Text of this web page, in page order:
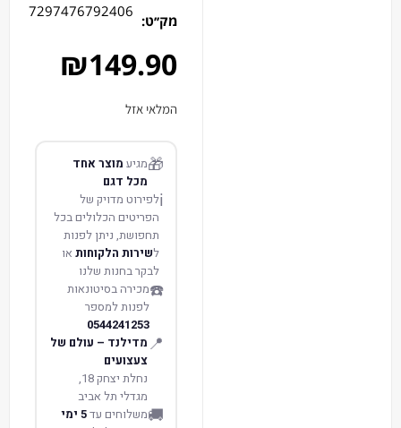
מק׳׳ט:
7297476792406
₪149.90
המלאי אזל
🎁מגיע מוצר אחד
מכל דגם
ℹ️לפירוט מדויק של
הפריטים הכלולים בכל
תחפושת, ניתן לפנות
לשירות הלקוחות או
לבקר בחנות שלנו
☎️מכירה בסיטונאות
לפנות למספר
0544241253
📍 מדילנד – עולם של
צעצועים
נחלת יצחק 18,
מגדלי תל אביב
🚚משלוחים עד 5 ימי